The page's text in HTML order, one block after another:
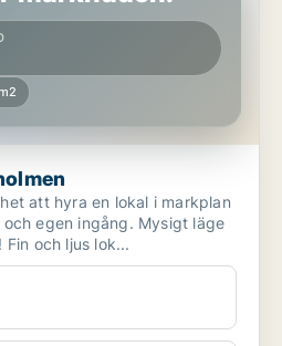
egen ingång. Mysigt läge
invid Norr Mälarstrand! Fin och ljus lok...